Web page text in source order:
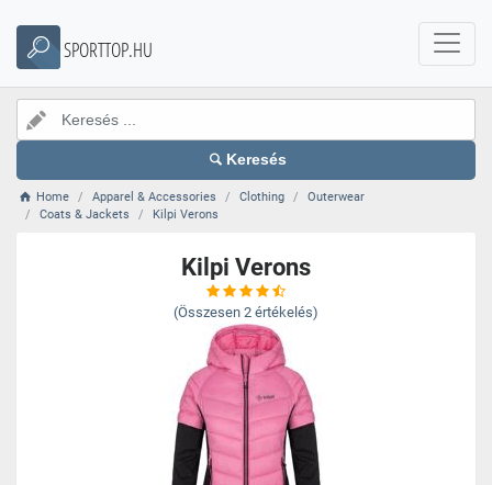
SPORTTOP.HU
Keresés
Home Apparel & Accessories Clothing
Outerwear
Coats & Jackets
Kilpi Verons
Kilpi Verons
(Összesen 2 értékelés)